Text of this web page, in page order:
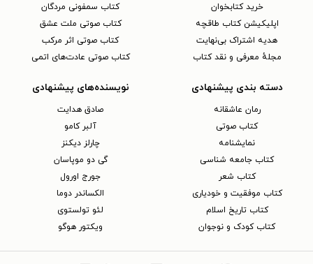
خرید کتابخوان
اپلیکیشن کتاب طاقچه
هدیه اشتراک بی‌نهایت
مجلهٔ معرفی و نقد کتاب
کتاب سمفونی مردگان
کتاب صوتی ملت عشق
کتاب صوتی اثر مرکب
کتاب صوتی عادت‌های اتمی
دسته بندی پیشنهادی
رمان عاشقانه
کتاب‌ صوتی
نمایشنامه
کتاب جامعه شناسی
کتاب شعر
کتاب موفقیت و خودیاری
کتاب تاریخ اسلام
کتاب کودک و نوجوان
نویسنده‌های پیشنهادی
صادق هدایت
آلبر کامو
چارلز دیکنز
گی دو موپاسان
جورج اورول
الکساندر دوما
لئو تولستوی
ویکتور هوگو